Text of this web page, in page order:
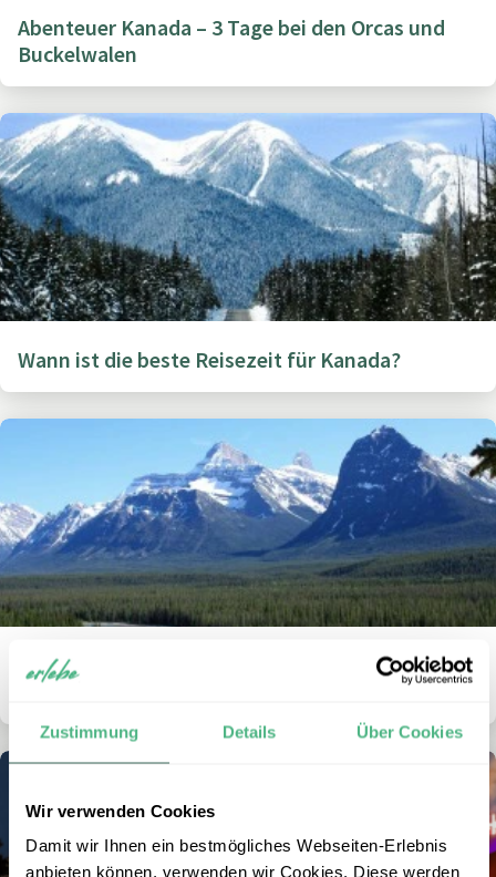
Zustimmung Details Über Cookies
Wir verwenden Cookies
Damit wir Ihnen ein bestmögliches Webseiten-Erlebnis
anbieten können, verwenden wir Cookies. Diese werden
Abenteuer Kanada – 3 Tage bei den Orcas und
Buckelwalen
Wann ist die beste Reisezeit für Kanada?
Wie lange braucht man für eine Kanada